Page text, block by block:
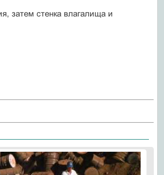
затем стенка влагалища и